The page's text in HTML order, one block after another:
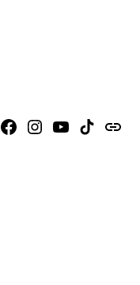
Faceboook
Instagram
YoutubeTiktokissuu